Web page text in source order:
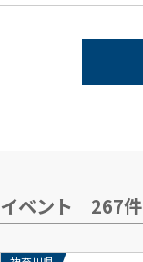
イベント 267件